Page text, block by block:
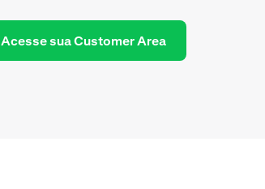
Acesse sua Customer Area